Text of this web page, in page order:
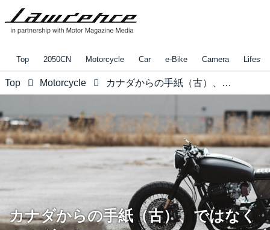
Top 2050CN Motorcycle Car e-Bike Camera
Top Motorcycle カナダからの手紙（古）、ではなくカナダからのカスタム。CLOCKWORK MOTORCYCLESが、モノクロームの味わいを提案。
カナダからの手紙（古）、ではなく